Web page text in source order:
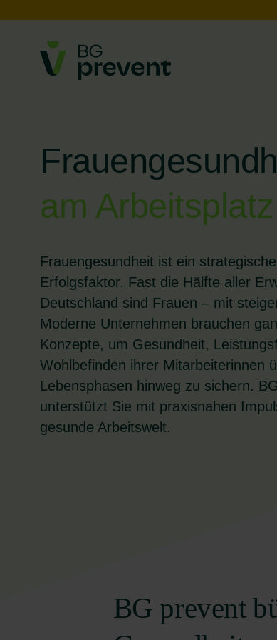
am Arbeitsplatz
Frauengesundheit ist ein
Erfolgsfaktor. Fast die Hälfte aller
Deutschland sind Frauen – mit
Moderne Unternehmen brauchen
Konzepte, um Gesundheit,
Wohlbefinden ihrer Mitarbeiterinnen
Lebensphasen hinweg zu sichern.
unterstützt Sie mit praxisnahen
gesunde Arbeitswelt.
BG prevent